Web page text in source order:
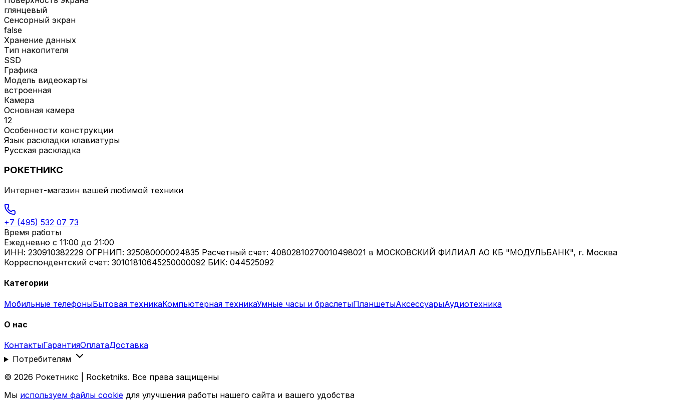
глянцевый
Сенсорный экран
false
Хранение данных
Тип накопителя
SSD
Графика
Модель видеокарты
встроенная
Камера
Основная камера
12
Особенности конструкции
Язык раскладки клавиатуры
Русская раскладка
РОКЕТНИКС
Интернет-магазин вашей любимой техники
+7 (495) 532 07 73
Время работы
Ежедневно с 11:00 до 21:00
ИНН: 230910382229 ОГРНИП: 325080000024835 Расчетный счет: 40802810270010498021 в МОСКОВСКИЙ ФИЛИАЛ АО КБ "МОДУЛЬБАНК", г. Москва
Корреспондентский счет: 30101810645250000092 БИК: 044525092
Категории
Мобильные телефоныБытовая техникаКомпьютерная техникаУмные часы и браслетыПланшетыАксессуарыАудиотехника
О нас
КонтактыГарантияОплатаДоставка
Потребителям
© 2026 Рокетникс | Rocketniks. Все права защищены
Мы используем файлы cookie для улучшения работы нашего сайта и вашего удобства